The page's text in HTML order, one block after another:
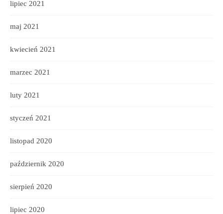
lipiec 2021
maj 2021
kwiecień 2021
marzec 2021
luty 2021
styczeń 2021
listopad 2020
październik 2020
sierpień 2020
lipiec 2020